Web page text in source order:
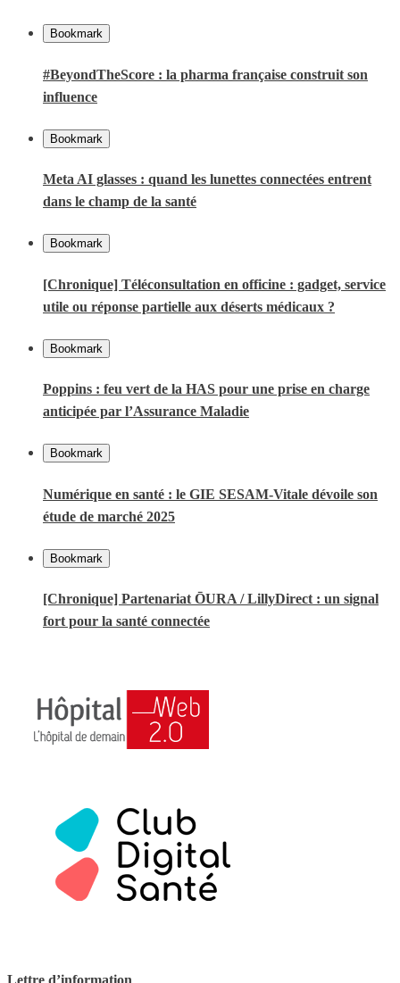
Bookmark
#BeyondTheScore : la pharma française construit son
influence
Bookmark
Meta AI glasses : quand les lunettes connectées entrent
dans le champ de la santé
Bookmark
[Chronique] Téléconsultation en officine : gadget, service
utile ou réponse partielle aux déserts médicaux ?
Bookmark
Poppins : feu vert de la HAS pour une prise en charge
anticipée par l’Assurance Maladie
Bookmark
Numérique en santé : le GIE SESAM-Vitale dévoile son
étude de marché 2025
Bookmark
[Chronique] Partenariat ŌURA / LillyDirect : un signal
fort pour la santé connectée